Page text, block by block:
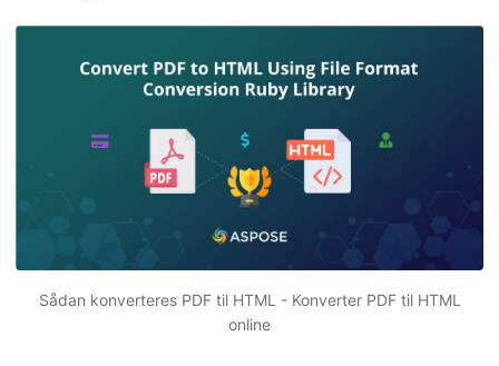
Sådan konverteres PDF til HTML - Konverter PDF til HTML
online